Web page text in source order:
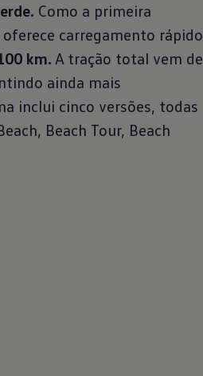
Como a primeira
carregamento rápido
km. A tração total vem de
ainda mais
inclui cinco versões, todas
Beach Tour, Beach